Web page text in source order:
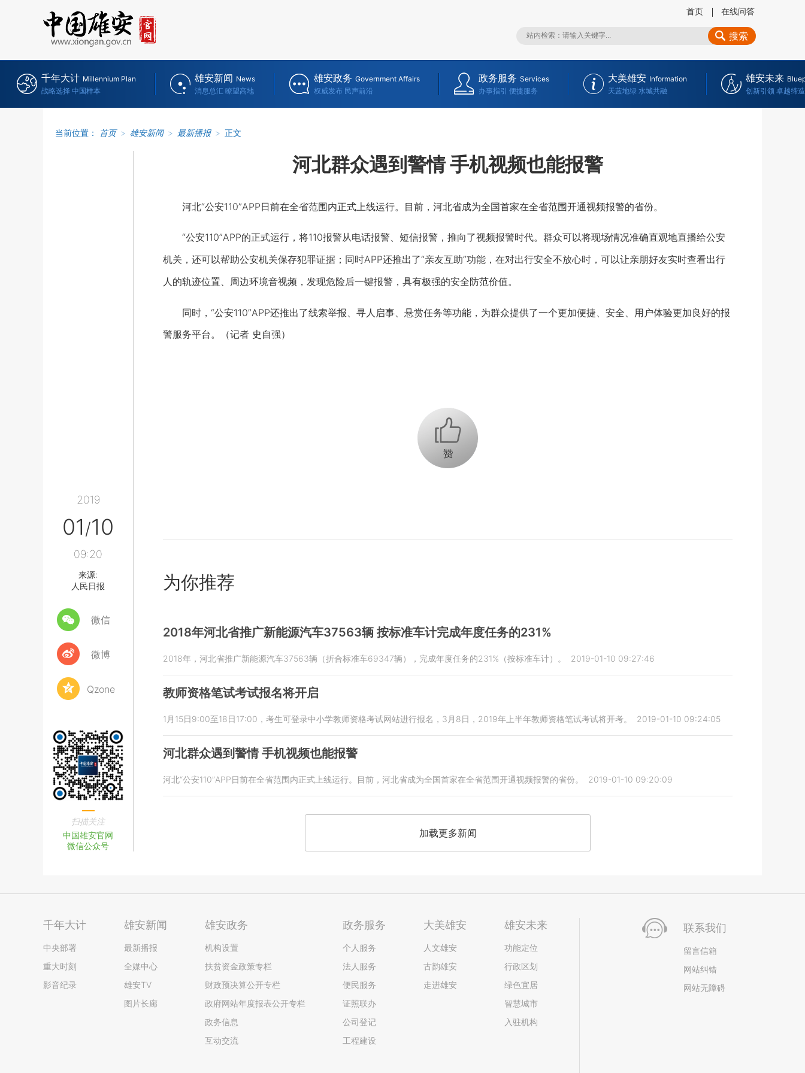
首页 在线问答
搜索
千年大计 Millennium Plan
战略选择 中国样本
雄安新闻 News
消息总汇 瞭望高地
雄安政务 Government Affairs
权威发布 民声前沿
政务服务 Services
办事指引 便捷服务
大美雄安 Information
天蓝地绿 水城共融
雄安未来
创新引领 卓越缔造
当前位置： 首页 > 雄安新闻 > 最新播报 > 正文
2019
01/10
09:20
来源:
人民日报
微信
微博
Qzone
扫描关注
中国雄安官网
微信公众号
河北群众遇到警情 手机视频也能报警
河北“公安110”APP日前在全省范围内正式上线运行。目前，河北省成为全国首家在全省范围开通视频报警的省份。
“公安110”APP的正式运行，将110报警从电话报警、短信报警，推向了视频报警时代。群众可以将现场情况准确直观地直播给公安
机关，还可以帮助公安机关保存犯罪证据；同时APP还推出了“亲友互助”功能，在对出行安全不放心时，可以让亲朋好友实时查看出行
人的轨迹位置、周边环境音视频，发现危险后一键报警，具有极强的安全防范价值。
同时，“公安110”APP还推出了线索举报、寻人启事、悬赏任务等功能，为群众提供了一个更加便捷、安全、用户体验更加良好的报
警服务平台。（记者 史自强）
+1
为你推荐
2018年河北省推广新能源汽车37563辆 按标准车计完成年度任务的231%
2018年，河北省推广新能源汽车37563辆（折合标准车69347辆），完成年度任务的231%（按标准车计）。 2019-01-10 09:27:46
教师资格笔试考试报名将开启
1月15日9:00至18日17:00，考生可登录中小学教师资格考试网站进行报名，3月8日，2019年上半年教师资格笔试考试将开考。 2019-01-10 09:24:05
河北群众遇到警情 手机视频也能报警
河北“公安110”APP日前在全省范围内正式上线运行。目前，河北省成为全国首家在全省范围开通视频报警的省份。 2019-01-10 09:20:09
加载更多新闻
千年大计
中央部署
重大时刻
影音纪录
雄安新闻
最新播报
全媒中心
雄安TV
图片长廊
雄安政务
机构设置
扶贫资金政策专栏
财政预决算公开专栏
政府网站年度报表公开专栏
政务信息
互动交流
政务服务
个人服务
法人服务
便民服务
证照联办
公司登记
工程建设
大美雄安
人文雄安
古韵雄安
走进雄安
雄安未来
功能定位
行政区划
绿色宜居
智慧城市
入驻机构
联系我们
留言信箱
网站纠错
网站无障碍